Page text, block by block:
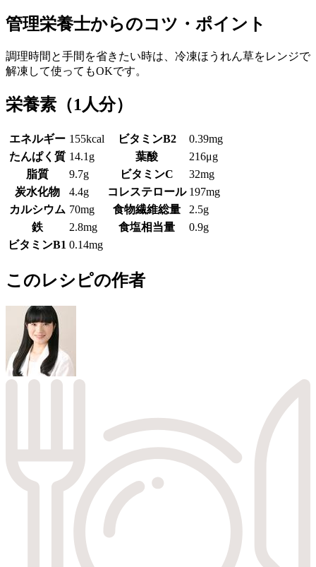
管理栄養士からのコツ・ポイント
調理時間と手間を省きたい時は、冷凍ほうれん草をレンジで
解凍して使ってもOKです。
栄養素 （1人分）
エネルギー 155kcal ビタミンB2
0.39mg
たんぱく質 14.1g 葉酸
216μg
脂質
9.7g ビタミンC
32mg
炭水化物
4.4g コレステロール 197mg
カルシウム 70mg 食物繊維総量
2.5g
鉄
2.8mg 食塩相当量
0.9g
ビタミンB1 0.14mg
このレシピの作者